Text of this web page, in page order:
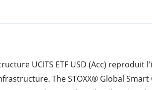
UCITS ETF USD (Acc) reproduit
The STOXX® Global Smart